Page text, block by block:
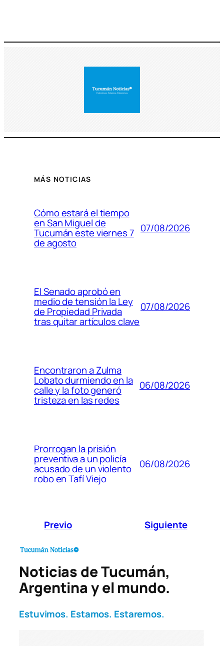
MÁS NOTICIAS
Cómo estará el tiempo
en San Miguel de
Tucumán este viernes 7
de agosto
07/08/2026
El Senado aprobó en
medio de tensión la Ley
de Propiedad Privada
tras quitar artículos clave
07/08/2026
Encontraron a Zulma
Lobato durmiendo en la
calle y la foto generó
tristeza en las redes
06/08/2026
Prorrogan la prisión
preventiva a un policía
acusado de un violento
robo en Tafí Viejo
06/08/2026
Previo Siguiente
Noticias de Tucumán,
Argentina y el mundo.
Estuvimos. Estamos. Estaremos.